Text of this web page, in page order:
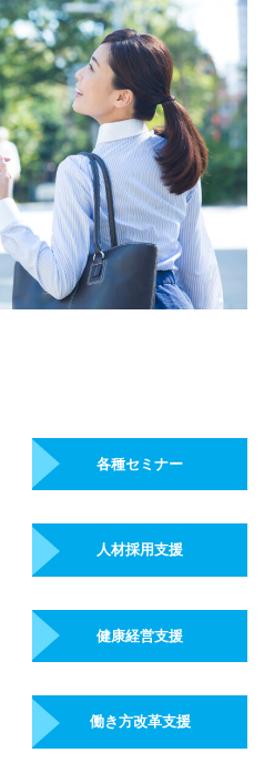
各種セミナー
人材採用支援
健康経営支援
働き方改革支援